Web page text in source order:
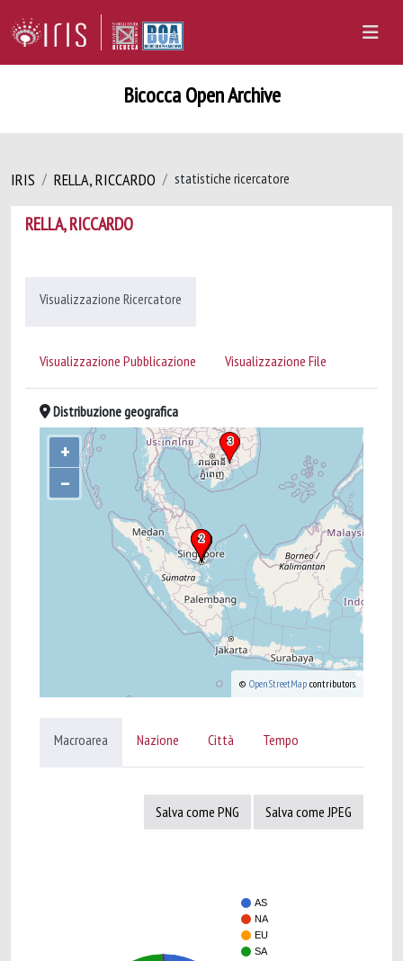
Bicocca Open Archive
IRIS RELLA, RICCARDO statistiche ricercatore
RELLA, RICCARDO
Visualizzazione Ricercatore
Visualizzazione Pubblicazione Visualizzazione File
Distribuzione geografica
+
–
© OpenStreetMap contributors.
Macroarea Nazione Città Tempo
Salva come PNG Salva come JPEG
AS
NA
EU
SA